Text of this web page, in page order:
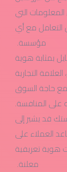
التي
مع أي
مؤسسة.
بمثابة هوية
التجارية
مع حاجة السوق
على المنافسة.
قد يشير إلى
العملاء على
هوية تعريفية
معلنة.